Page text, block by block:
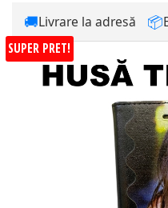
🚚Livrare la adresă 📦
SUPER PRET!